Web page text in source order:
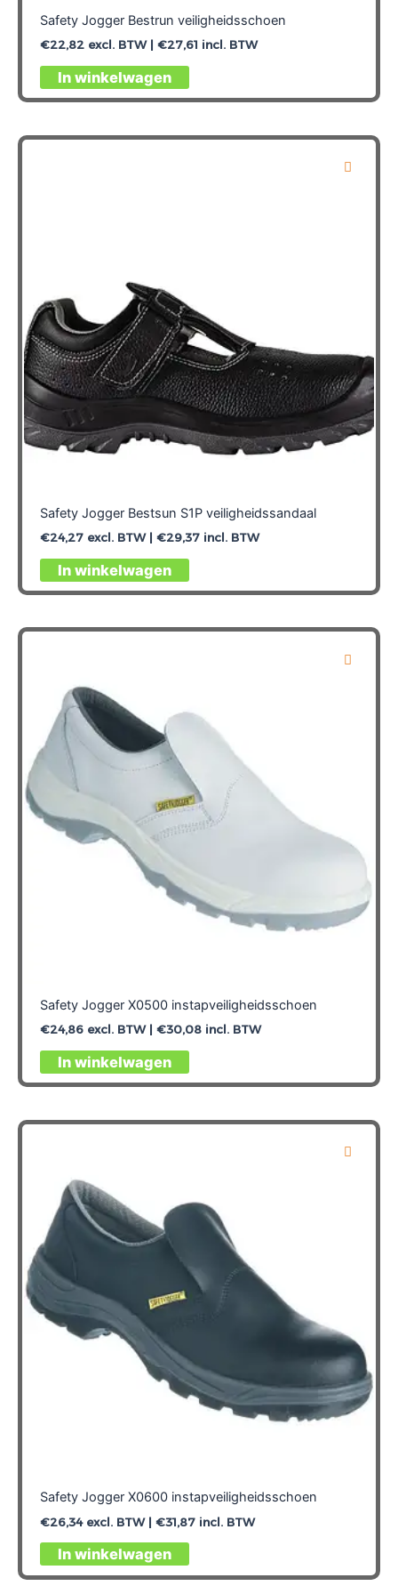
Safety Jogger Bestrun veiligheidsschoen
€22,82excl. BTW | €27,61 incl. BTW
In winkelwagen
Dit
product
meerdere
de
productpagina
Safety Jogger Bestsun S1P veiligheidssandaal
€24,27excl. BTW | €29,37incl. BTW
In winkelwagen
Dit
product
meerdere
kan
gekozen
worden
op
de
productpagina
Safety Jogger X0500 instapveiligheidsschoen
€24,86excl. BTW | €30,08incl. BTW
In winkelwagen
Dit
product
meerdere
kan
gekozen
worden
op
de
Safety Jogger X0600 instapveiligheidsschoen
€26,34excl. BTW | €31,87incl. BTW
In winkelwagen
Dit
product